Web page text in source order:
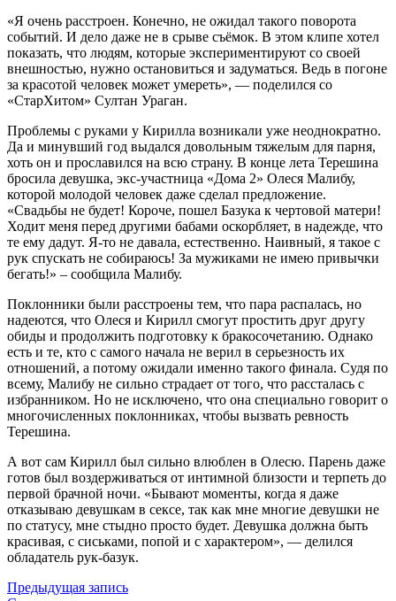
«Я очень расстроен. Конечно, не ожидал такого поворота
событий. И дело даже не в срыве съёмок. В этом клипе хотел
показать, что людям, которые экспериментируют со своей
внешностью, нужно остановиться и задуматься. Ведь в погоне
за красотой человек может умереть», — поделился со
«СтарХитом» Султан Ураган.
Проблемы с руками у Кирилла возникали уже неоднократно.
Да и минувший год выдался довольным тяжелым для парня,
хоть он и прославился на всю страну. В конце лета Терешина
бросила девушка, экс-участница «Дома 2» Олеся Малибу,
которой молодой человек даже сделал предложение.
«Свадьбы не будет! Короче, пошел Базука к чертовой матери!
Ходит меня перед другими бабами оскорбляет, в надежде, что
те ему дадут. Я-то не давала, естественно. Наивный, я такое с
рук спускать не собираюсь! За мужиками не имею привычки
бегать!» – сообщила Малибу.
Поклонники были расстроены тем, что пара распалась, но
надеются, что Олеся и Кирилл смогут простить друг другу
обиды и продолжить подготовку к бракосочетанию. Однако
есть и те, кто с самого начала не верил в серьезность их
отношений, а потому ожидали именно такого финала. Судя по
всему, Малибу не сильно страдает от того, что рассталась с
избранником. Но не исключено, что она специально говорит о
многочисленных поклонниках, чтобы вызвать ревность
Терешина.
А вот сам Кирилл был сильно влюблен в Олесю. Парень даже
готов был воздерживаться от интимной близости и терпеть до
первой брачной ночи. «Бывают моменты, когда я даже
отказываю девушкам в сексе, так как мне многие девушки не
по статусу, мне стыдно просто будет. Девушка должна быть
красивая, с сиськами, попой и с характером», — делился
обладатель рук-базук.
Предыдущая запись